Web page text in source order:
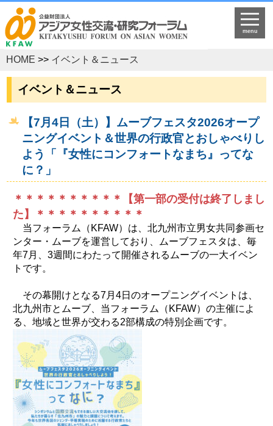
menu
HOME >> イベント＆ニュース
イベント＆ニュース
【7月4日（土）】ムーブフェスタ2026オープ
ニングイベント＆世界の行政官とおしゃべりし
よう「『女性にコンフォートなまち』ってな
に？」
＊＊＊＊＊＊＊＊＊＊【第一部の受付は終了しまし
た】＊＊＊＊＊＊＊＊＊＊
当フォーラム（KFAW）は、北九州市立男女共同参画セ
ンター・ムーブを運営しており、ムーブフェスタは、毎
年7月、3週間にわたって開催されるムーブの一大イベン
トです。
その幕開けとなる7月4日のオープニングイベントは、
北九州市とムーブ、当フォーラム（KFAW）の主催によ
る、地域と世界が交わる2部構成の特別企画です。